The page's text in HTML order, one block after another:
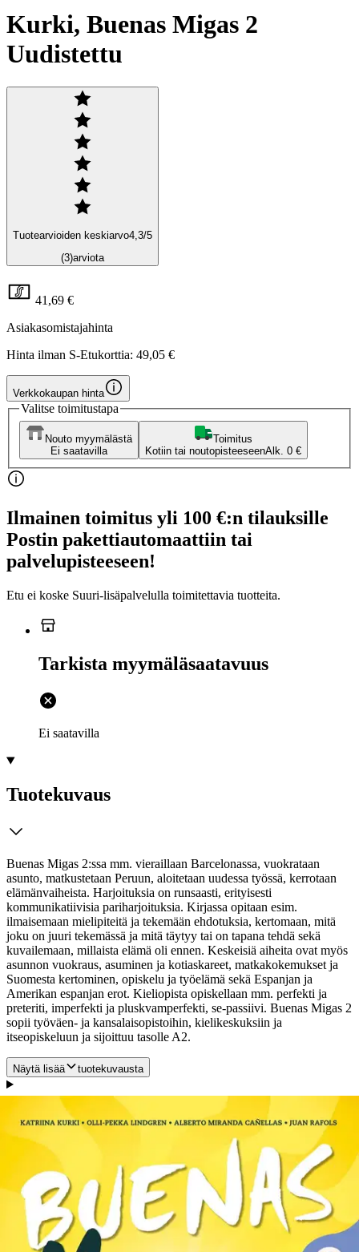
Kurki, Buenas Migas 2
Uudistettu
Tuotearvioiden keskiarvo4,3/5
(3)arviota
41,69 €
Asiakasomistajahinta
Hinta ilman S-Etukorttia: 49,05 €
Verkkokaupan hinta
Valitse toimitustapa
Nouto myymälästä
Ei saatavilla
Toimitus
Kotiin tai noutopisteeseenAlk. 0 €
Ilmainen toimitus yli 100 €:n tilauksille
Postin pakettiautomaattiin tai
palvelupisteeseen!
Etu ei koske Suuri‑lisäpalvelulla toimitettavia tuotteita.
Tarkista myymäläsaatavuus
Ei saatavilla
Tuotekuvaus
Buenas Migas 2:ssa mm. vieraillaan Barcelonassa, vuokrataan
asunto, matkustetaan Peruun, aloitetaan uudessa työssä, kerrotaan
elämänvaiheista. Harjoituksia on runsaasti, erityisesti
kommunikatiivisia pariharjoituksia. Kirjassa opitaan esim.
ilmaisemaan mielipiteitä ja tekemään ehdotuksia, kertomaan, mitä
joku on juuri tekemässä ja mitä täytyy tai on tapana tehdä sekä
kuvailemaan, millaista elämä oli ennen. Keskeisiä aiheita ovat myös
asunnon vuokraus, asuminen ja kotiaskareet, matkakokemukset ja
Suomesta kertominen, opiskelu ja työelämä sekä Espanjan ja
Amerikan espanjan erot. Kieliopista opiskellaan mm. perfekti ja
preteriti, imperfekti ja pluskvamperfekti, se-passiivi. Buenas Migas 2
sopii työväen- ja kansalaisopistoihin, kielikeskuksiin ja
itseopiskeluun ja sijoittuu tasolle A2.
Näytä lisää tuotekuvausta
Ominaisuudet
Arviot